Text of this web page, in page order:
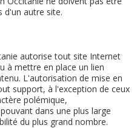
d'un autre site.
autorise tout site Internet
à mettre en place un lien
L'autorisation de mise en
support, à l'exception de ceux
polémique,
dans une plus large
du plus grand nombre.